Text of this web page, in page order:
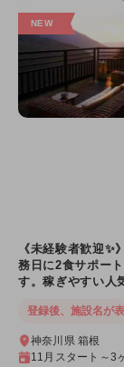
《未経験者歓迎
務日に2食サポー
す。稼ぎやすい人
登録後、施設名が
神奈川県 箱根
11月スタート～3